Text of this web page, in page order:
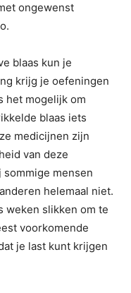
ongewenst
blaas kun je
krijg je oefeningen
het mogelijk om
blaas iets
medicijnen zijn
van deze
mensen
helemaal niet.
weken slikken om te
voorkomende
je last kunt krijgen